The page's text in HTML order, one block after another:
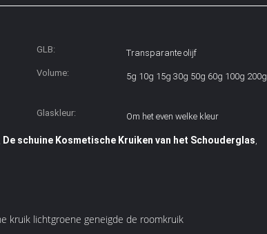
GLB:
Transparante olijf
Volume: 5g 10g 15g 30g 50g 60g 100g 200g
Glaskleur:
Om het even welke kleur
De schuine Kosmetische Kruiken van het Schouderglas,
kruik lichtgroene geneigde de roomkruik